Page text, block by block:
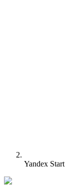
Yandex Start